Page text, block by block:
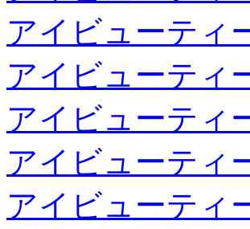
アイビューティ
アイビューティ
アイビューティ
アイビューティ
アイビューティ